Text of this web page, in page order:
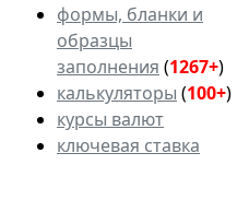
формы, бланки и
образцы
заполнения (1267+)
калькуляторы (100+)
курсы валют
ключевая ставка